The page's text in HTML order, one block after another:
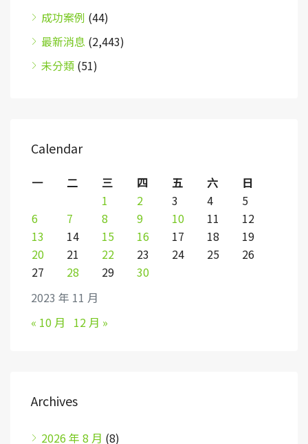
成功案例 (44)
最新消息 (2,443)
未分類 (51)
Calendar
2023 年 11 月
一 二 三 四 五 六
日
1
2 3 4
5
6
7 8 9 10 11
12
13
14 15 16 17 18
19
20
21 22 23 24 25
26
27
28 29 30
« 10 月 12 月 »
Archives
2026 年 8 月 (8)